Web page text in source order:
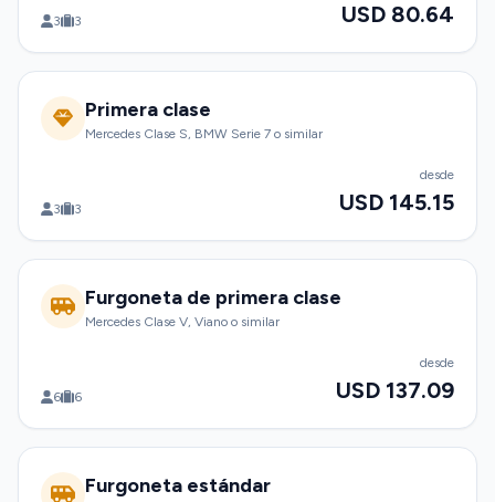
3 3 USD 80.64
Primera clase
Mercedes Clase S, BMW Serie 7 o similar
3 3
desde
USD 145.15
Furgoneta de primera clase
Mercedes Clase V, Viano o similar
6 6
desde
USD 137.09
Furgoneta estándar